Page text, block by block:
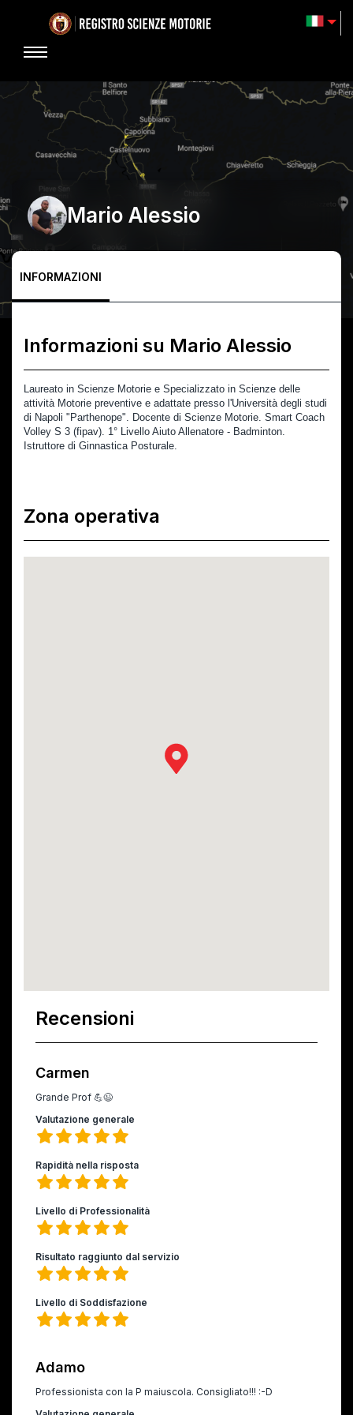
Mario Alessio
INFORMAZIONI
Informazioni su Mario Alessio
Laureato in Scienze Motorie e Specializzato in Scienze delle
attività Motorie preventive e adattate presso l'Università degli studi
di Napoli "Parthenope". Docente di Scienze Motorie. Smart Coach
Volley S 3 (fipav). 1° Livello Aiuto Allenatore - Badminton.
Istruttore di Ginnastica Posturale.
Zona operativa
Recensioni
Carmen
Grande Prof 💪😉
Valutazione generale
Rapidità nella risposta
Livello di Professionalità
Risultato raggiunto dal servizio
Livello di Soddisfazione
Adamo
Professionista con la P maiuscola. Consigliato!!! :-D